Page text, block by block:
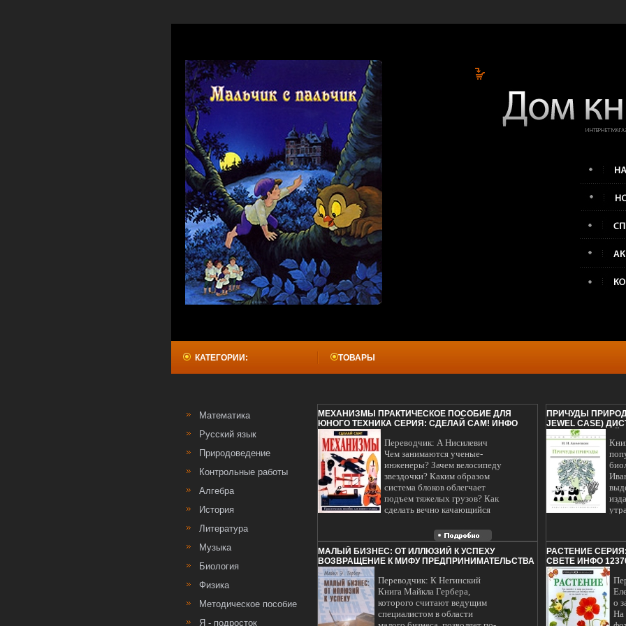
КАТЕГОРИИ:
Математика
Русский язык
Природоведение
Контрольные работы
Алгебра
История
Литература
Музыка
Биология
Физика
Методическое пособие
Я - подросток
ТОВАРЫ
МЕХАНИЗМЫ ПРАКТИЧЕСКОЕ ПОСОБИЕ ДЛЯ
ЮНОГО ТЕХНИКА СЕРИЯ: СДЕЛАЙ САМ! ИНФО
12360L.
Переводчик: А Нисилевич
Чем занимаются ученые-
инженеры? Зачем велосипеду
звездочки? Каким образом
система блоков облегчает
подъем тяжелых грузов? Как
сделать вечно качающийся
саыдкрпособен создавать
механизмы и использовать их
в своих нуждах Эта книга
рассказывает об очень
важных и интересных
изобретениях человека в
области механики Автор
Дэвид Гловер.
МАЛЫЙ БИЗНЕС: ОТ ИЛЛЮЗИЙ К УСПЕХУ
ВОЗВРАЩЕНИЕ К МИФУ ПРЕДПРИНИМАТЕЛЬСТВА
ИЗДАТЕЛЬСТВО: ОЛИМП-БИЗНЕС, 2005 Г
ТВЕРДЫЙ ПЕРЕПЛЕТ, 230 СТР ISBN 5-901028-93-7,
0-88730-728-0 ФОРМАТ: 60X90/16 (~145Х217 ММ)
ИНФО 12365L.
Переводчик: К Негинский
Книга Майкла Гербера,
которого считают ведущим
специалистом в области
ПРИЧУДЫ
JEWEL CASE)
РЕГИОНАЛЬНЫЙ
ДОРОЖКИ: DOLBY
ИЗОБРАЖЕНИЯ:
ЛИЦЕНЗИОННЫЕ
РАСТЕНИЕ
СВЕТЕ ИНФО
о
На